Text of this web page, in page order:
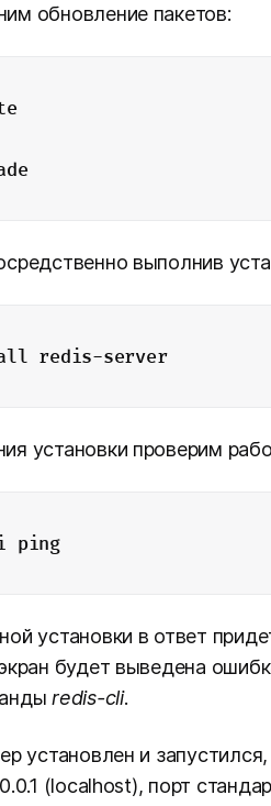
обновление пакетов:
выполнив
redis-server
установки проверим
ping
установки в ответ
будет выведена
redis-cli.
установлен и
(localhost), порт